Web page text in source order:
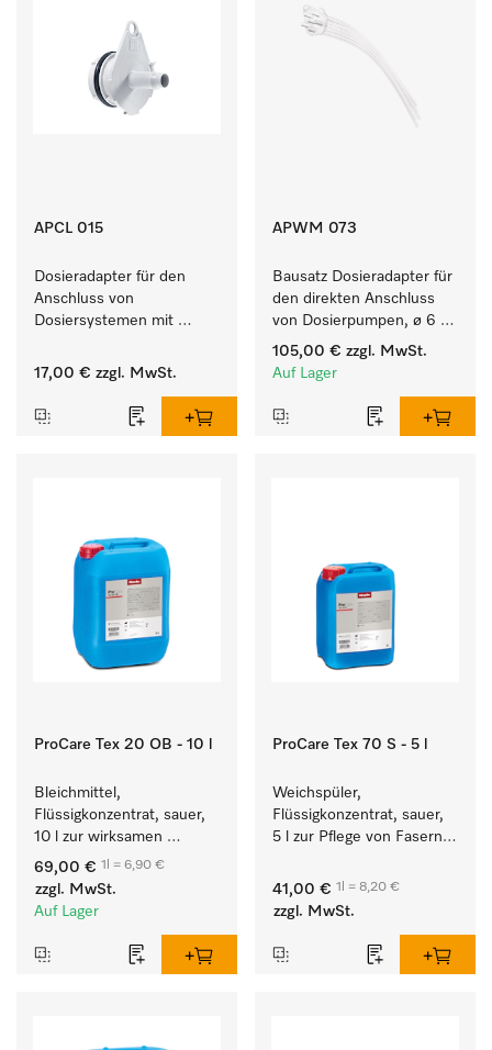
APCL 015
Dosieradapter für den
Anschluss von
Dosiersystemen mit
17,00 € zzgl. MwSt.
APWM 073
Bausatz Dosieradapter für
den direkten Anschluss
von Dosierpumpen, ø 6
mm, bei bis zu 9 kg
Füllmenge.
105,00 € zzgl. MwSt.
Auf Lager
ProCare Tex 20 OB - 10 l
Bleichmittel,
Flüssigkonzentrat, sauer,
10 l zur wirksamen
Entfernung von
hartnäckigen Flecken.
69,00 € 1l = 6,90 €
zzgl. MwSt.
Auf Lager
ProCare Tex 70 S - 5 l
Weichspüler,
Flüssigkonzentrat, sauer,
5 l zur Pflege von Fasern
Geschmeidigkeit der
Textilien.
41,00 € 1l = 8,20 €
zzgl. MwSt.